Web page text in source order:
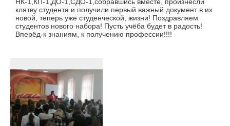
клятву студента и получили первый важный документ в их
новой, теперь уже студенческой, жизни! Поздравляем
студентов нового набора! Пусть учёба будет в радость!
Вперёд-к знаниям, к получению профессии!!!!